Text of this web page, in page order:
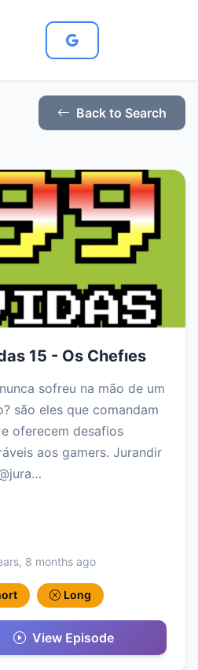
Back to Search
15 - Os Chefıes
sofreu na mão de um
são eles que comandam
oferecem desafios
aos gamers. Jurandir
8 months ago
Long
View Episode